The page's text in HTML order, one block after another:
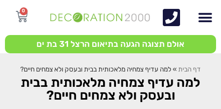
0
אולם תצוגה הגעה בתיאום הרצל 31 בת ים
דף הבית »למה עדיף צמחיה מלאכותית בבית ובעסק ולא צמחים חיים?
למה עדיף צמחיה מלאכותית בבית
ובעסק ולא צמחים חיים?